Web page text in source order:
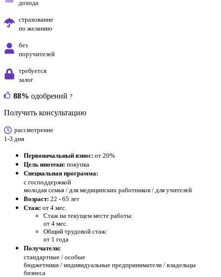
дохода
страхование
по желанию
без
поручителей
требуется
залог
88% одобрений ?
Получить консультацию
рассмотрение
1-3 дня
Первоначальный взнос: от 20%
Цель ипотеки: покупка
Специальная программа:
с господдержкой
молодая семья / для медицинских работников / для учителей
Возраст: 22 - 65 лет
Стаж: от 4 мес.
Стаж на текущем месте работы:
от 4 мес.
Общий трудовой стаж:
от 1 года
Получатели:
стандартные / особые
бюджетники / индивидуальные предприниматели / владельцы
бизнеса